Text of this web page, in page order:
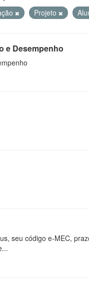
Projeto
e Desempenho
seu código e-MEC,